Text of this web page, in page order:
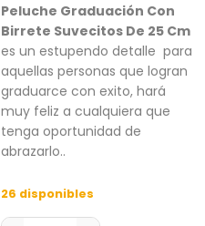
Peluche Graduación Con
Birrete Suvecitos De 25 Cm
es un estupendo detalle para
aquellas personas que logran
graduarce con exito, hará
muy feliz a cualquiera que
tenga oportunidad de
abrazarlo..
26 disponibles